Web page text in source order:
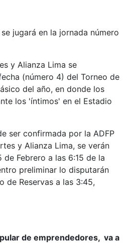
jugará en la jornada número
y Alianza Lima se
(número 4) del Torneo de
del año, en donde los
los 'íntimos' en el Estadio
ser confirmada por la ADFP
y Alianza Lima, se verán
Febrero a las 6:15 de la
preliminar lo disputarán
de Reservas a las 3:45,
de emprendedores, va a